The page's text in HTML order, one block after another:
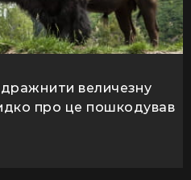
величезну
про це пошкодував